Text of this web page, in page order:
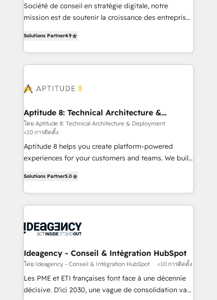
d’entreprise. Grâce à une méthodologie éprouvée
auprès de plus de 400 clients, nous comprenons
HubSpot dans votre organisation. Pour toute
question technique ou besoin de structuration de
votre projet HubSpot, contactez notre équipe pour
Société de conseil en stratégie digitale, notre
mission est de soutenir la croissance des entreprises
l'intégration CRM et le développement des revenus
auprès de vos comptes existants. En France et à
l'international, nous travaillons avec des ETI
delà d’une simple transformation digitale et des
➤ L’intégration de CRM et de méthodologie RevOps
pour aligner les équipes marketing, commerciales et
support client (data migration, synchronisation API,
audit et maintenance) ➤ La création de sites internet
de conversion qui transforment les visiteurs en
stratégies d'acquisition marketing (SEO, SEA,
inbound, automatisation marketing, ABM, IA,
emailing) Informations clés : - 10 ans d'expérience -
experts conseil - 150 certifications HubSpot
Solutions Partner4.9
Aptitude 8: Technical Architecture &
Deployment
โดย Aptitude 8: Technical Architecture & Deployment
<10 การติดตั้ง
Aptitude 8 helps you create platform-powered
experiences for your customers and teams. We build
across your entire tech stack. Aptitude 8 is trusted
by top brands such as Lenovo, Bluetooth,
International Sports Sciences Association, SXSW,
Randstad, Uber Freight, and HubSpot itself. We have
partner and expertise across operational strategy,
business-first process building, system integration,
custom development, and extensibility. When you
work with Aptitude 8, you get a team – not an
Solutions Partner5.0
Ideagency - Conseil & Intégration HubSpot
โดย Ideagency - Conseil & Intégration HubSpot <10 การติดตั้ง
Les PME et ETI françaises font face à une décennie
décisive. D'ici 2030, une vague de consolidation va